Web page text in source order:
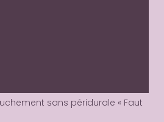
sans péridurale « Faut